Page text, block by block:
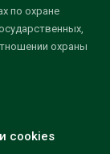
по охране
охраны
cookies